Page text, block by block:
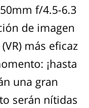
f/4.5-6.3
de imagen
más eficaz
¡hasta
una gran
serán nítidas